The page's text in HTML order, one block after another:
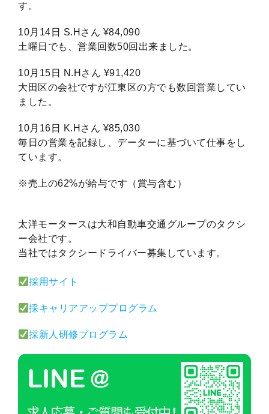
す。
10月14日 S.Hさん ¥84,090
土曜日でも、営業回数50回出来ました。
10月15日 N.Hさん ¥91,420
大田区の会社ですが江東区の方でも数回営業してい
ました。
10月16日 K.Hさん ¥85,030
毎日の営業を記録し、データーに基づいて仕事をし
ています。
※売上の62%が給与です（賞与含む）
太洋モータースは大和自動車交通グループのタクシ
ー会社です。
当社ではタクシードライバー募集しています。
採用サイト
採キャリアアッププログラム
採新人研修プログラム